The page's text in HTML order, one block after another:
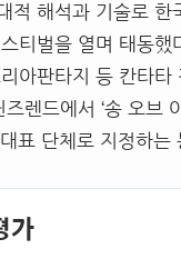
적 해석과 기술로
티벌을 열며 태동했
아판타지 등 칸타
렌드에서 ‘송 오브
표 단체로 지정하
가